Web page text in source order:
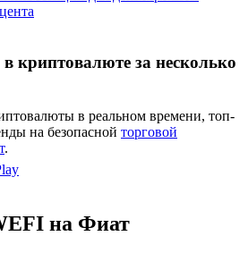
криптовалюте за несколько
в реальном времени, топ-
на безопасной торговой
.
на Фиат